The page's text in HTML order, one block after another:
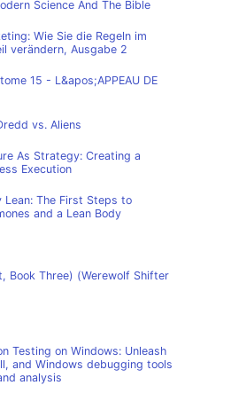
Science And The Bible
Wie Sie die Regeln im
verändern, Ausgabe 2
15 - L&apos;APPEAU DE
vs. Aliens
As Strategy: Creating a
Execution
Lean: The First Steps to
and a Lean Body
Book Three) (Werewolf Shifter
Testing on Windows: Unleash
and Windows debugging tools
analysis